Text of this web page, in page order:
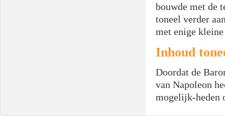
bouwde met de
toneel verder
met enige
Inhoud
Doordat de
van Napoleon
mogelijk-heden